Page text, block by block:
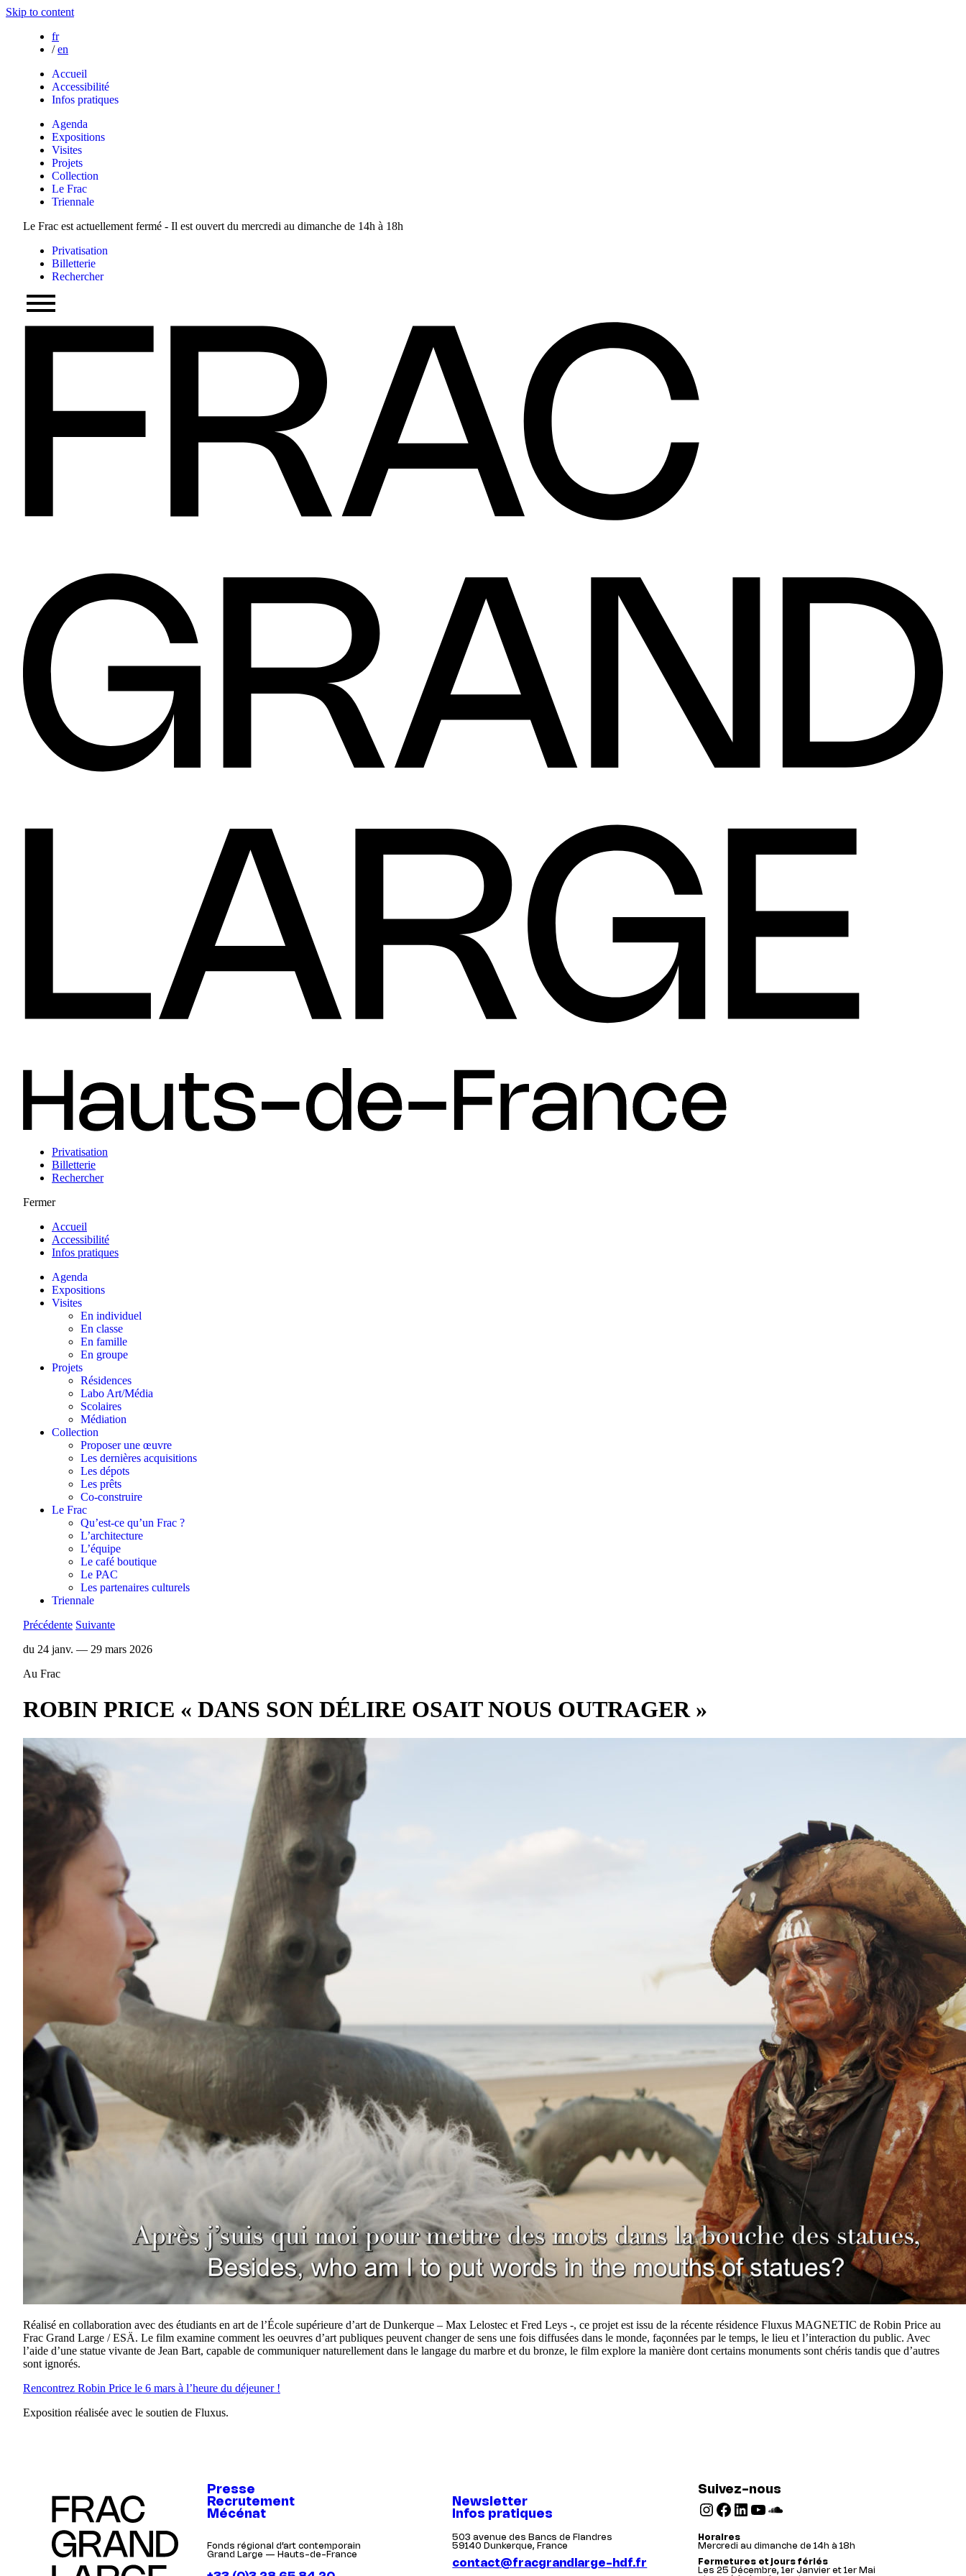
Skip to content
fr
/ en
Accueil
Accessibilité
Infos pratiques
Agenda
Expositions
Visites
Projets
Collection
Le Frac
Triennale
Le Frac est actuellement fermé - Il est ouvert du mercredi au dimanche de 14h à 18h
Privatisation
Billetterie
Rechercher
Privatisation
Billetterie
Rechercher
Fermer
Accueil
Accessibilité
Infos pratiques
Agenda
Expositions
Visites
En individuel
En classe
En famille
En groupe
Projets
Résidences
Labo Art/Média
Scolaires
Médiation
Collection
Proposer une œuvre
Les dernières acquisitions
Les dépots
Les prêts
Co-construire
Le Frac
Qu’est-ce qu’un Frac ?
L’architecture
L’équipe
Le café boutique
Le PAC
Les partenaires culturels
Triennale
Précédente Suivante
du 24 janv. — 29 mars 2026
Au Frac
ROBIN PRICE « DANS SON DÉLIRE OSAIT NOUS OUTRAGER »
Réalisé en collaboration avec des étudiants en art de l’École supérieure d’art de Dunkerque – Max Lelostec et Fred Leys -, ce projet est issu de la récente résidence Fluxus MAGNETIC de Robin Price au
Frac Grand Large / ESÄ. Le film examine comment les oeuvres d’art publiques peuvent changer de sens une fois diffusées dans le monde, façonnées par le temps, le lieu et l’interaction du public. Avec
l’aide d’une statue vivante de Jean Bart, capable de communiquer naturellement dans le langage du marbre et du bronze, le film explore la manière dont certains monuments sont chéris tandis que d’autres
sont ignorés.
Rencontrez Robin Price le 6 mars à l’heure du déjeuner !
Exposition réalisée avec le soutien de Fluxus.
Presse
Recrutement
Mécénat
Newsletter
Infos pratiques
Suivez-nous
Instagram Facebook LinkedIn YouTube SoundCloud
Fonds régional d’art contemporain
Grand Large — Hauts-de-France
503 avenue des Bancs de Flandres
59140 Dunkerque, France
contact@fracgrandlarge-hdf.fr
Horaires
Mercredi au dimanche de 14h à 18h
Fermetures et jours fériés
Les 25 Décembre, 1er Janvier et 1er Mai